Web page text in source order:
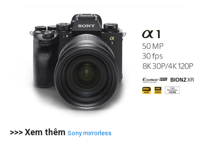
>>> Xem thêm Sony mirrorless